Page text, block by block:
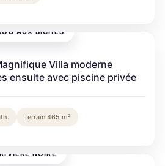
AUX BICHES
Villa moderne
ensuite avec piscine privée
Terrain 465 m²
RIVIÈRE NOIRE